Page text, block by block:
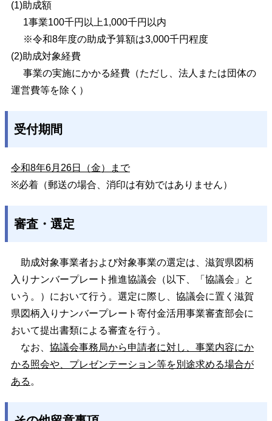
(1)助成額
1事業100千円以上1,000千円以内
※令和8年度の助成予算額は3,000千円程度
(2)助成対象経費
事業の実施にかかる経費（ただし、法人または団体の
運営費等を除く）
受付期間
令和8年6月26日（金）まで
※必着（郵送の場合、消印は有効ではありません）
審査・選定
助成対象事業者および対象事業の選定は、滋賀県図柄
入りナンバープレート推進協議会（以下、「協議会」と
いう。）において行う。選定に際し、協議会に置く滋賀
県図柄入りナンバープレート寄付金活用事業審査部会に
おいて提出書類による審査を行う。
なお、 協議会事務局から申請者に対し、事業内容にか
かる照会や、プレゼンテーション等を別途求める場合が
ある 。